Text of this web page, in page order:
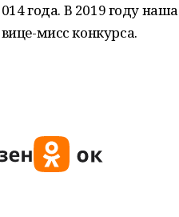
года. В 2019 году наша
мисс конкурса.